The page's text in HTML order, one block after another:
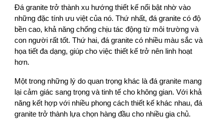
Đá granite trở thành xu hướng thiết kế nổi bật nhờ vào
những đặc tính ưu việt của nó. Thứ nhất, đá granite có độ
bền cao, khả năng chống chịu tác động từ môi trường và
con người rất tốt. Thứ hai, đá granite có nhiều màu sắc và
họa tiết đa dạng, giúp cho việc thiết kế trở nên linh hoạt
hơn.
Một trong những lý do quan trọng khác là đá granite mang
lại cảm giác sang trọng và tinh tế cho không gian. Với khả
năng kết hợp với nhiều phong cách thiết kế khác nhau, đá
granite trở thành lựa chọn hàng đầu cho nhiều gia chủ.